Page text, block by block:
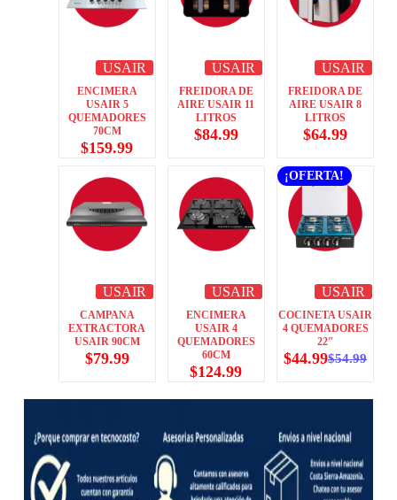
USAIR
ENCIMERA
USAIR 5
QUEMADORES
70CM
$159.99
USAIR
FREIDORA DE
AIRE USAIR 11
LITROS
$84.99
USAIR
FREIDORA DE
AIRE USAIR 8
LITROS
$64.99
USAIR
CAMPANA
EXTRACTORA
USAIR 90CM
$79.99
USAIR
ENCIMERA
USAIR 4
QUEMADORES
60CM
$124.99
¡OFERTA!
USAIR
COCINETA USAIR
4 QUEMADORES
22″
$54.99
$44.99